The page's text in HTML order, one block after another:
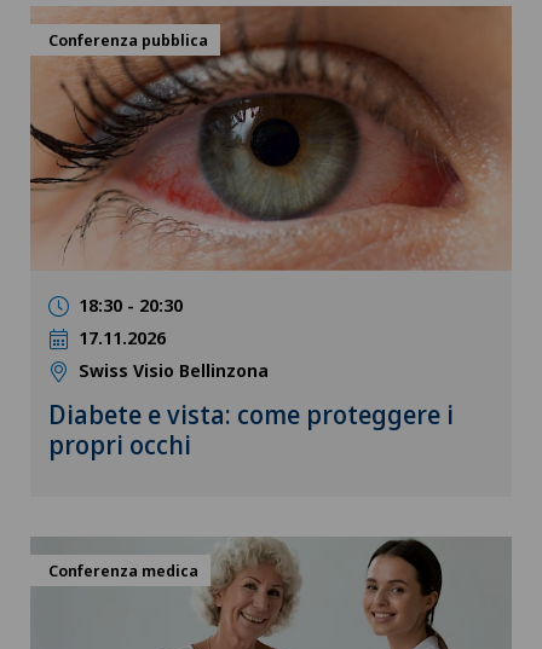
Conferenza pubblica
18:30 - 20:30
17.11.2026
Swiss Visio Bellinzona
Diabete e vista: come proteggere i
propri occhi
Conferenza medica